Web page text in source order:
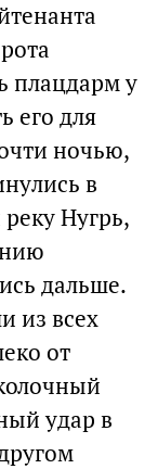
плацдарм у
его для
ночью,
в
Нугрь,
дальше.
из всех
от
удар в